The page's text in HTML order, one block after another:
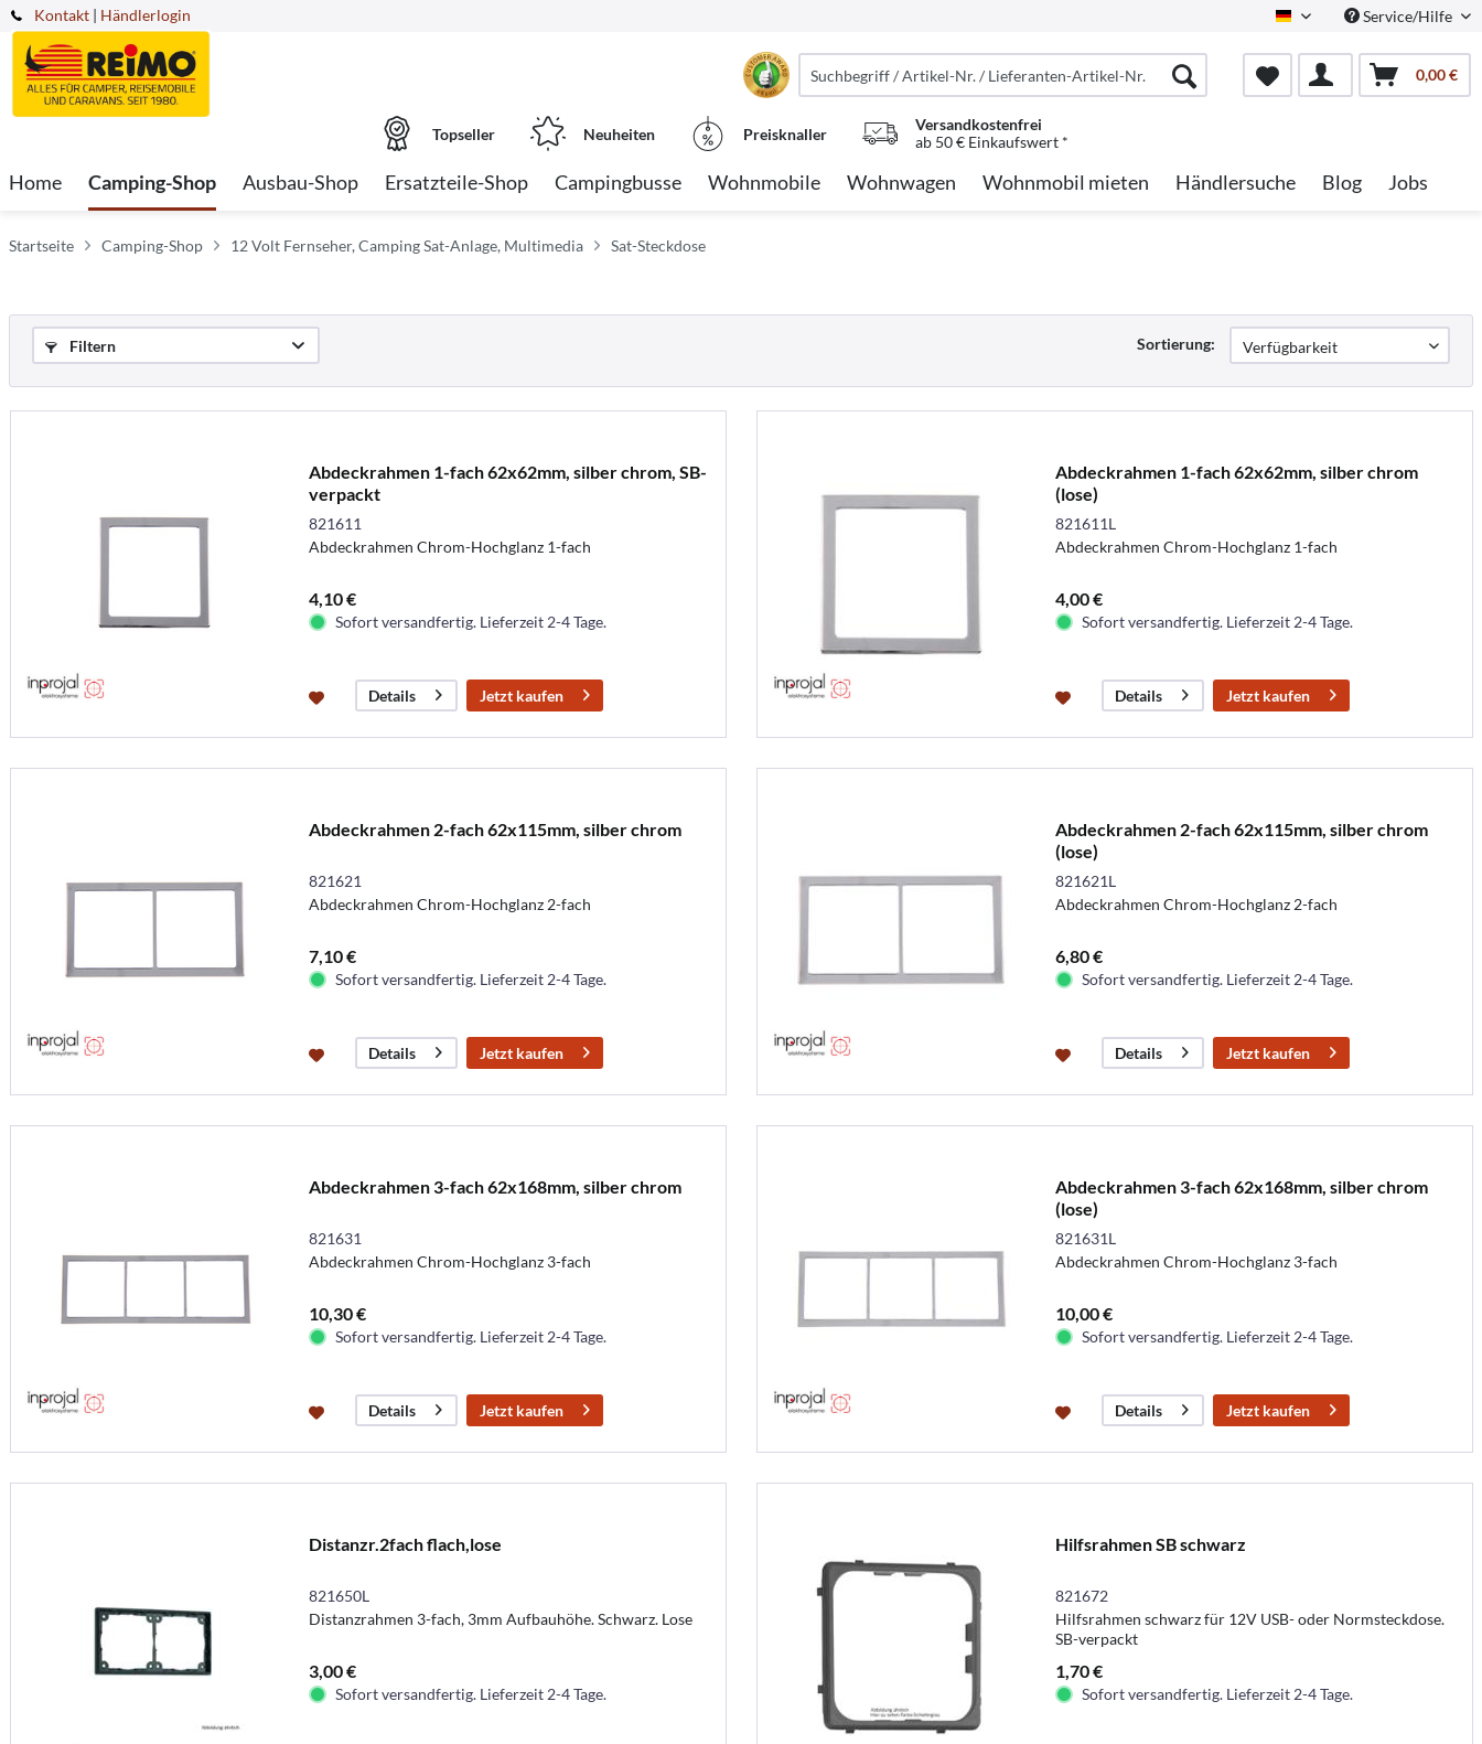
Kontakt German Service/Hilfe
| Händlerlogin
0,00 €
Topseller Neuheiten Preisknaller
Versandkostenfrei
ab 50 € Einkaufswert *
Home Camping-Shop Ausbau-Shop Ersatzteile-Shop Campingbusse Wohnmobile Wohnwagen Wohnmobil mieten Händlersuche Blog Jobs
Startseite Camping-Shop 12 Volt Fernseher, Camping Sat-Anlage, Multimedia Sat-Steckdose
Filtern Sortierung:
Abdeckrahmen 1-fach 62x62mm, silber chrom, SB-
verpackt
821611
Abdeckrahmen Chrom-Hochglanz 1-fach
4,10 €
Sofort versandfertig. Lieferzeit 2-4 Tage.
Details Jetzt kaufen
Abdeckrahmen 1-fach 62x62mm, silber chrom
(lose)
821611L
Abdeckrahmen Chrom-Hochglanz 1-fach
4,00 €
Sofort versandfertig. Lieferzeit 2-4 Tage.
Details Jetzt kaufen
Abdeckrahmen 2-fach 62x115mm, silber chrom
821621
Abdeckrahmen Chrom-Hochglanz 2-fach
7,10 €
Sofort versandfertig. Lieferzeit 2-4 Tage.
Details Jetzt kaufen
Abdeckrahmen 2-fach 62x115mm, silber chrom
(lose)
821621L
Abdeckrahmen Chrom-Hochglanz 2-fach
6,80 €
Sofort versandfertig. Lieferzeit 2-4 Tage.
Details Jetzt kaufen
Abdeckrahmen 3-fach 62x168mm, silber chrom
821631
Abdeckrahmen Chrom-Hochglanz 3-fach
10,30 €
Sofort versandfertig. Lieferzeit 2-4 Tage.
Details Jetzt kaufen
Abdeckrahmen 3-fach 62x168mm, silber chrom
(lose)
821631L
Abdeckrahmen Chrom-Hochglanz 3-fach
10,00 €
Sofort versandfertig. Lieferzeit 2-4 Tage.
Details Jetzt kaufen
Distanzr.2fach flach,lose
821650L
Distanzrahmen 3-fach, 3mm Aufbauhöhe. Schwarz. Lose
3,00 €
Sofort versandfertig. Lieferzeit 2-4 Tage.
Hilfsrahmen SB schwarz
821672
Hilfsrahmen schwarz für 12V USB- oder Normsteckdose.
SB-verpackt
1,70 €
Sofort versandfertig. Lieferzeit 2-4 Tage.